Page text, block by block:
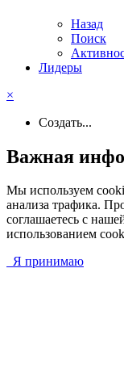
Назад
Поиск
Лидеры
×
Создать...
Важная
Мы используем
анализа трафика.
соглашаетесь с
использованием
Я принимаю